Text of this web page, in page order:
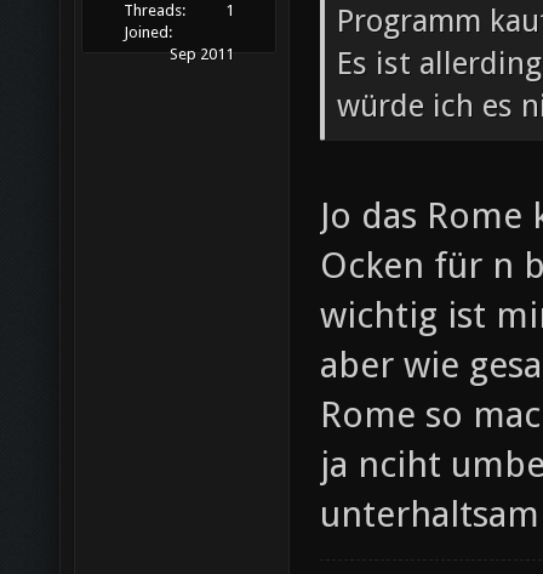
Threads:
1
Joined:
Sep 2011
Programm
Es ist
würde ich es
Jo das
Ocken für n
wichtig ist
aber wie
Rome so
ja nciht